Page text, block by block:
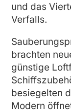
und das
Verfalls.
brachten
günstige
besiegelten
Modern